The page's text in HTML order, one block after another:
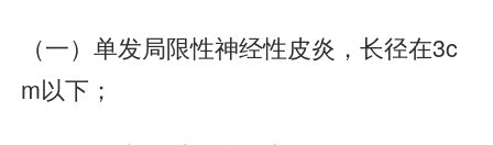
（一）单发局限性神经性皮炎，长径在3c
m以下；